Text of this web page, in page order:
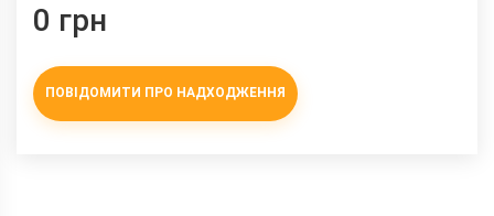
0 грн
ПОВІДОМИТИ ПРО НАДХОДЖЕННЯ